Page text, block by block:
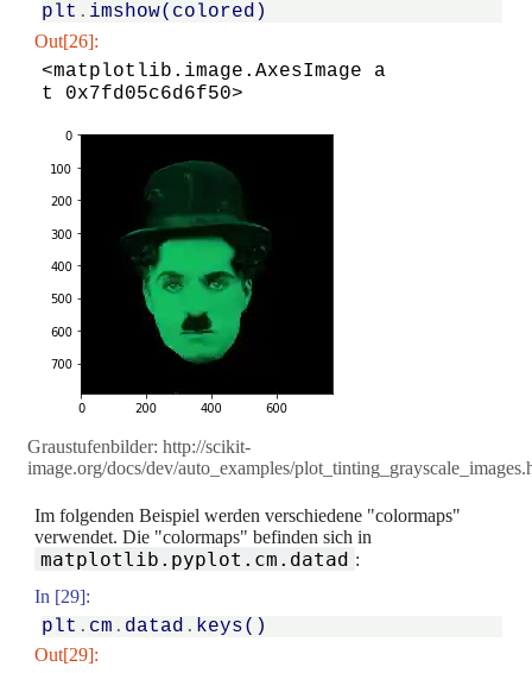
plt . imshow( colored )
Out[26]:
<matplotlib.image.AxesImage a
t 0x7fd05c6d6f50>
Graustufenbilder: http://scikit-
image.org/docs/dev/auto_examples/
Im folgenden Beispiel werden verschiedene "colormaps"
verwendet. Die "colormaps" befinden sich in
matplotlib.pyplot.cm.datad :
In [29]:
plt . cm . datad . keys()
Out[29]: